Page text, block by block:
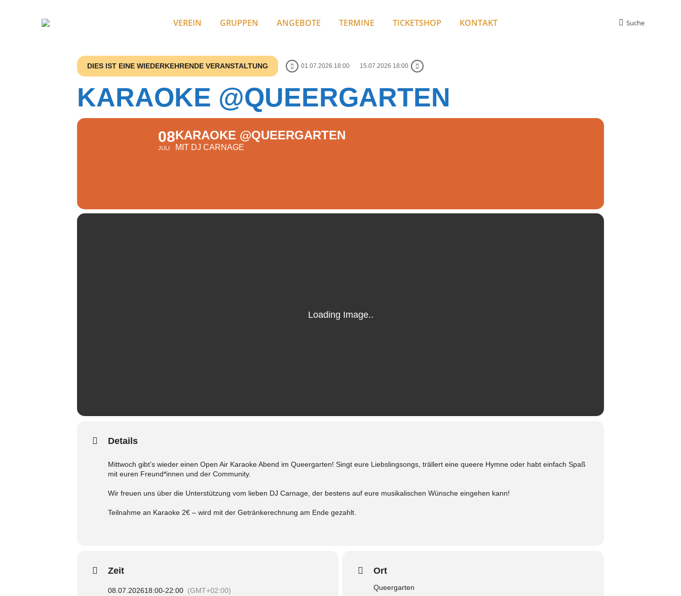
VEREIN GRUPPEN ANGEBOTE TERMINE TICKETSHOP KONTAKT Search:
Suche
DIES IST EINE WIEDERKEHRENDE VERANSTALTUNG 01.07.2026 18:00 15.07.2026 18:00
KARAOKE @QUEERGARTEN
08
JULI
KARAOKE @QUEERGARTEN
MIT DJ CARNAGE
Details
Mittwoch gibt’s wieder einen Open Air Karaoke Abend im Queergarten! Singt eure Liebslingsongs, trällert eine queere Hymne oder habt einfach Spaß
mit euren Freund*innen und der Community.
Wir freuen uns über die Unterstützung vom lieben DJ Carnage, der bestens auf eure musikalischen Wünsche eingehen kann!
Teilnahme an Karaoke 2€ – wird mit der Getränkerechnung am Ende gezahlt.
Zeit
08.07.202618:00-22:00 (GMT+02:00)
Ort
Queergarten